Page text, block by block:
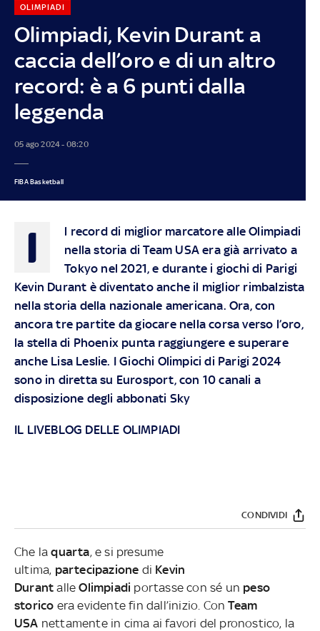
Olimpiadi, Kevin Durant a
caccia dell’oro e di un altro
record: è a 6 punti dalla
leggenda
OLIMPIADI
05 ago 2024 - 08:20
FIBA Basketball
I
l record di miglior marcatore alle Olimpiadi
nella storia di Team USA era già arrivato a
Tokyo nel 2021, e durante i giochi di Parigi
Kevin Durant è diventato anche il miglior rimbalzista
nella storia della nazionale americana. Ora, con
ancora tre partite da giocare nella corsa verso l’oro,
la stella di Phoenix punta raggiungere e superare
anche Lisa Leslie. I Giochi Olimpici di Parigi 2024
sono in diretta su Eurosport, con 10 canali a
disposizione degli abbonati Sky
IL LIVEBLOG DELLE OLIMPIADI
CONDIVIDI
Che laquarta, e si presume
ultima, partecipazione di Kevin
Durant alleOlimpiadi portasse con sé un peso
storico era evidente fin dall’inizio. ConTeam
USA nettamente in cima ai favori del pronostico, la